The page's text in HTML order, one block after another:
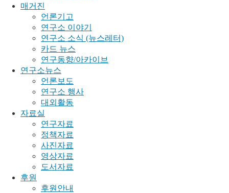
매거진
언론기고
연구소 이야기
연구소 소식 (뉴스레터)
카드 뉴스
연구동향/아카이브
연구소뉴스
언론보도
연구소 행사
대외활동
자료실
연구자료
정책자료
사진자료
영상자료
도서자료
후원
후원안내